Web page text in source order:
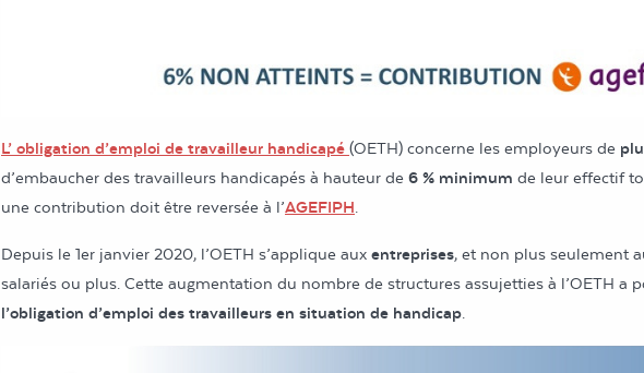
L’ obligation d’emploi de travailleur handicapé (OETH) concerne les employeurs de
d’embaucher des travailleurs handicapés à hauteur de 6 % minimum de leur effectif
une contribution doit être reversée à l’AGEFIPH.
Depuis le 1er janvier 2020, l’OETH s’applique aux entreprises, et non plus seulement
salariés ou plus. Cette augmentation du nombre de structures assujetties à l’OETH a
l’obligation d’emploi des travailleurs en situation de handicap.